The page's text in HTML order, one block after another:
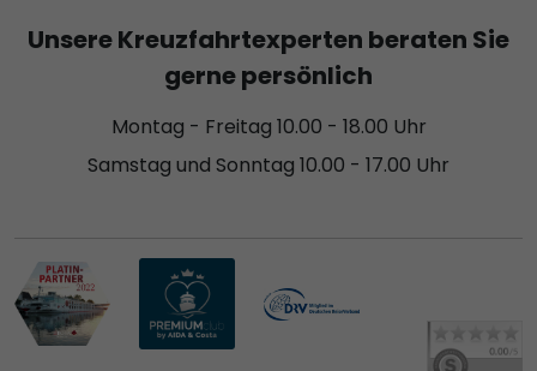
Unsere Kreuzfahrtexperten beraten Sie
gerne persönlich
Montag - Freitag 10.00 - 18.00 Uhr
Samstag und Sonntag 10.00 - 17.00 Uhr